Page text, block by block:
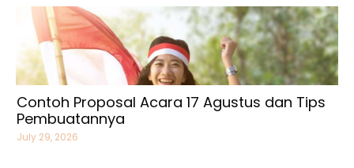
Contoh Proposal Acara 17 Agustus dan Tips
Pembuatannya
July 29, 2026